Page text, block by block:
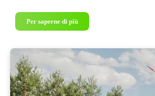
Per saperne di piùFotovoltaico
Plug
Play
800W:
cosa